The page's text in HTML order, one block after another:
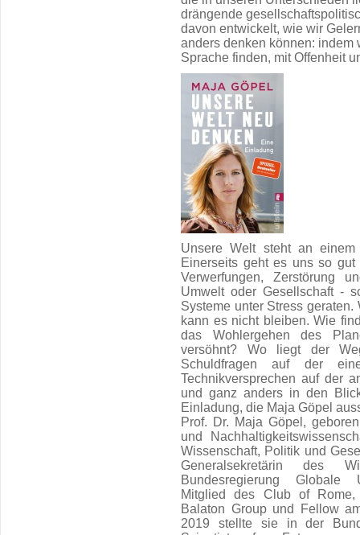
drängende
davon entwickelt, wie wir
anders denken können: indem
Sprache finden, mit Offenheit
Unsere Welt steht an
Einerseits geht es uns so
Verwerfungen, Zerstörung
Umwelt oder Gesellschaft -
Systeme unter Stress
kann es nicht bleiben. Wie
das Wohlergehen des
versöhnt? Wo liegt der
Schuldfragen auf der
Technikversprechen auf der
und ganz anders in den
Einladung, die Maja Göpel
Prof. Dr. Maja Göpel,
und
Wissenschaft, Politik und
Generalsekretärin des
Bundesregierung Globale
Mitglied des Club of
Balaton Group und Fellow
2019 stellte sie in der